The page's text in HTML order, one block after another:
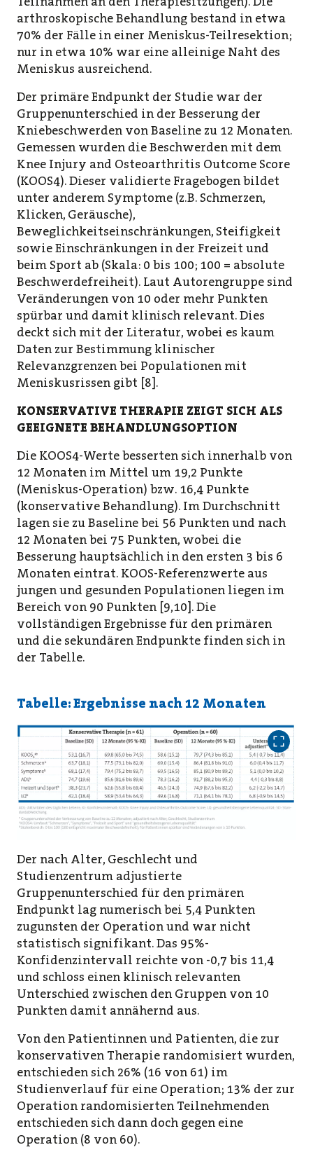
arthroskopische Behandlung bestand in etwa
70% der Fälle in einer Meniskus-Teilresektion;
nur in etwa 10% war eine alleinige Naht des
Meniskus ausreichend.
Der primäre Endpunkt der Studie war der
Gruppenunterschied in der Besserung der
Kniebeschwerden von Baseline zu 12 Monaten.
Gemessen wurden die Beschwerden mit dem
Knee Injury and Osteoarthritis Outcome Score
(KOOS4). Dieser validierte Fragebogen bildet
unter anderem Symptome (z.B. Schmerzen,
Klicken, Geräusche),
Beweglichkeitseinschränkungen, Steifigkeit
sowie Einschränkungen in der Freizeit und
beim Sport ab (Skala: 0 bis 100; 100 = absolute
Beschwerdefreiheit). Laut Autorengruppe sind
Veränderungen von 10 oder mehr Punkten
spürbar und damit klinisch relevant. Dies
deckt sich mit der Literatur, wobei es kaum
Daten zur Bestimmung klinischer
Relevanzgrenzen bei Populationen mit
Meniskusrissen gibt [8].
KONSERVATIVE THERAPIE ZEIGT SICH ALS
GEEIGNETE BEHANDLUNGSOPTION
Die KOOS4-Werte besserten sich innerhalb von
12 Monaten im Mittel um 19,2 Punkte
(Meniskus-Operation) bzw. 16,4 Punkte
(konservative Behandlung). Im Durchschnitt
lagen sie zu Baseline bei 56 Punkten und nach
12 Monaten bei 75 Punkten, wobei die
Besserung hauptsächlich in den ersten 3 bis 6
Monaten eintrat. KOOS-Referenzwerte aus
jungen und gesunden Populationen liegen im
Bereich von 90 Punkten [9,10]. Die
vollständigen Ergebnisse für den primären
und die sekundären Endpunkte finden sich in
der Tabelle.
Tabelle: Ergebnisse nach 12 Monaten
Der nach Alter, Geschlecht und
Studienzentrum adjustierte
Gruppenunterschied für den primären
Endpunkt lag numerisch bei 5,4 Punkten
zugunsten der Operation und war nicht
statistisch signifikant. Das 95%-
Konfidenzintervall reichte von -0,7 bis 11,4
und schloss einen klinisch relevanten
Unterschied zwischen den Gruppen von 10
Punkten damit annähernd aus.
Von den Patientinnen und Patienten, die zur
konservativen Therapie randomisiert wurden,
entschieden sich 26% (16 von 61) im
Studienverlauf für eine Operation; 13% der zur
Operation randomisierten Teilnehmenden
entschieden sich dann doch gegen eine
Operation (8 von 60).